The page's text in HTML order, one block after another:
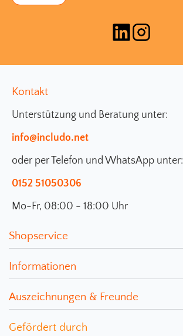
Kontakt
Unterstützung und Beratung unter:
info@includo.net
oder per Telefon und WhatsApp unter:
0152 51050306
Mo-Fr, 08:00 - 18:00 Uhr
Shopservice
Informationen
Auszeichnungen & Freunde
Gefördert durch